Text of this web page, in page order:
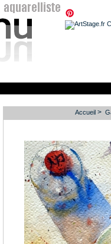
Accueil>